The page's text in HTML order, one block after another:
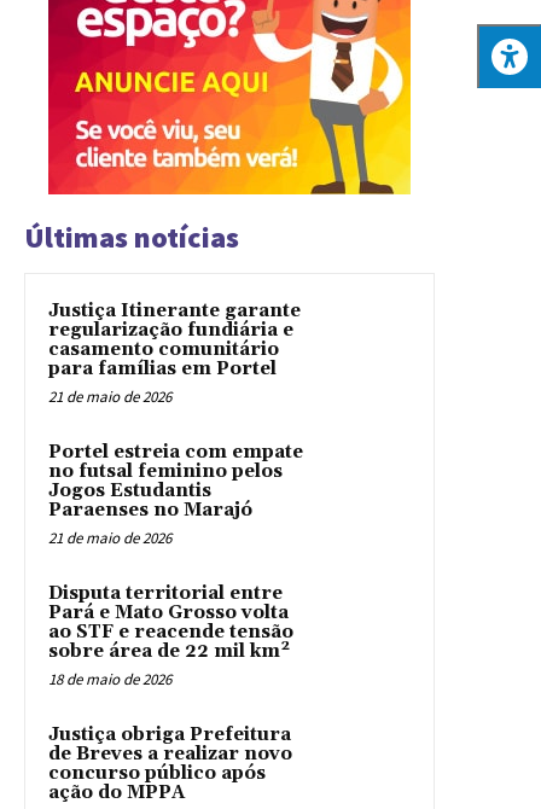
Últimas notícias
Justiça Itinerante garante
regularização fundiária e
casamento comunitário
para famílias em Portel
21 de maio de 2026
Portel estreia com empate
no futsal feminino pelos
Jogos Estudantis
Paraenses no Marajó
21 de maio de 2026
Disputa territorial entre
Pará e Mato Grosso volta
ao STF e reacende tensão
sobre área de 22 mil km²
18 de maio de 2026
Justiça obriga Prefeitura
de Breves a realizar novo
concurso público após
ação do MPPA